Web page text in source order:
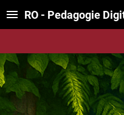
RO - Pedagogie